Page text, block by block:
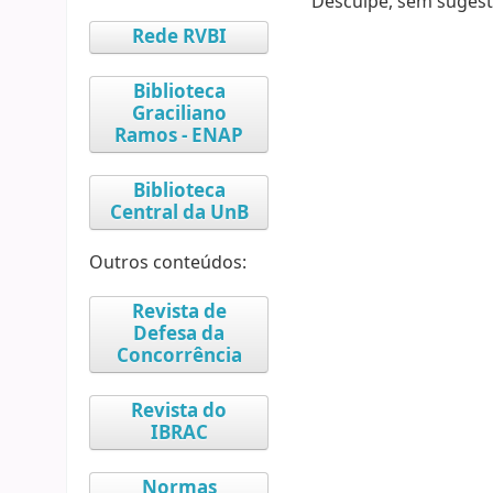
Rede RVBI
Biblioteca
Graciliano
Ramos - ENAP
Biblioteca
Central da UnB
Outros conteúdos:
Revista de
Defesa da
Concorrência
Revista do
IBRAC